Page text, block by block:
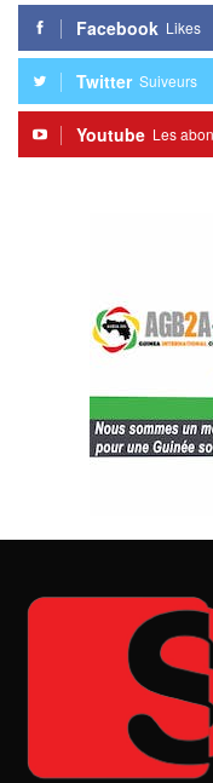
Facebook Likes
Twitter Suiveurs
Youtube Les